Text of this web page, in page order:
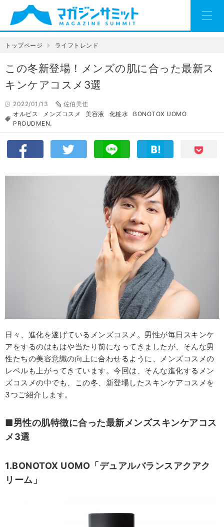
トップページ ライフトレンド
この冬新登場！メンズの肌に合った最新ス
キンケアコスメ3選
2022/01/13
佐伯美佳
オルビス
メンズコスメ 美容液 化粧水
BONOTOX UOMO
PROUDMEN.
日々、進化を遂げているメンズコスメ。男性が毎日スキンケ
アをするのはもはや当たり前になってきましたが、そんな男
性たちの美容意識の向上に合わせるように、メンズコスメの
レベルも上がってきています。今回は、そんな進化するメン
ズコスメの中でも、この冬、新登場したスキンケアコスメを
3つご紹介します。
■男性の肌特徴に合った最新メンズスキンケアコス
メ3選
1.BONOTOX UOMO「デュアルバランスアクアク
リーム」